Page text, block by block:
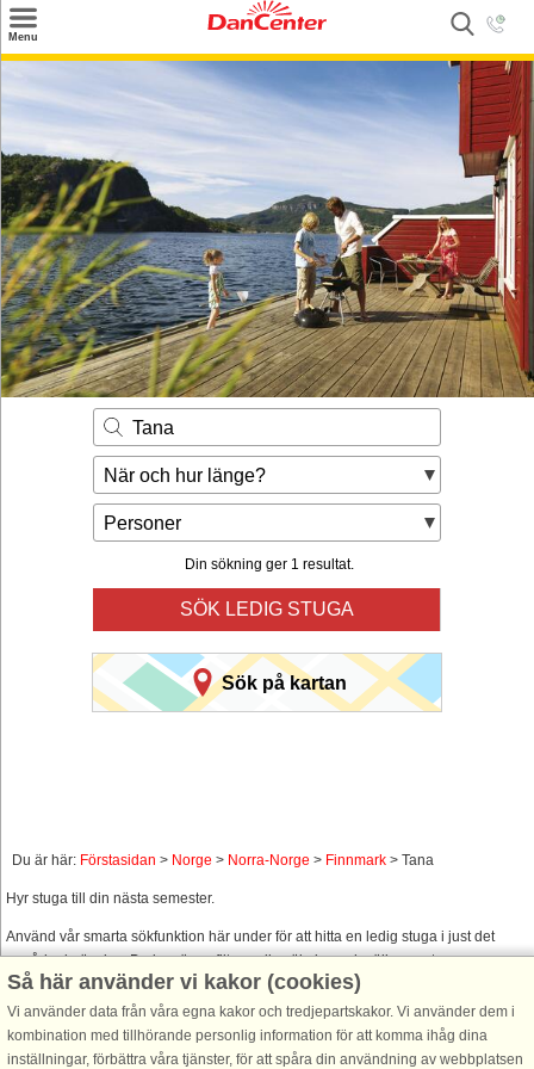
Menu
Inspiration
Info
Service
Kontakt
Husägare
Tana
När och hur länge?
Personer
Din sökning ger 1 resultat.
SÖK LEDIG STUGA
Sök på kartan
Du är här: Förstasidan > Norge > Norra-Norge > Finnmark > Tana
Hyr stuga till din nästa semester.
Använd vår smarta sökfunktion här under för att hitta en ledig stuga i just det
område du önskar. Du kan även filtrera din sökning och välja om stugan
exempelvis skall ha havsutsikt, pool, diskmaskin, internet osv.
Så här använder vi kakor (cookies)
Vi använder data från våra egna kakor och tredjepartskakor. Vi använder dem i
kombination med tillhörande personlig information för att komma ihåg dina
inställningar, förbättra våra tjänster, för att spåra din användning av webbplatsen